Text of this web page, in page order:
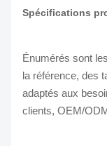
Spécifications
Énumérés sont
la référence, des
adaptés aux
clients, OEM/